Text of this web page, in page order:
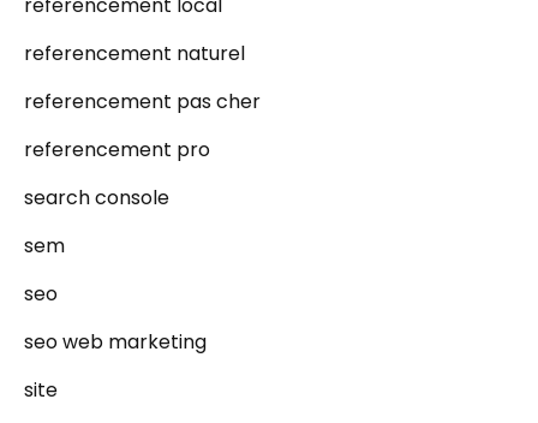
referencement naturel
referencement pas cher
referencement pro
search console
sem
seo
seo web marketing
site